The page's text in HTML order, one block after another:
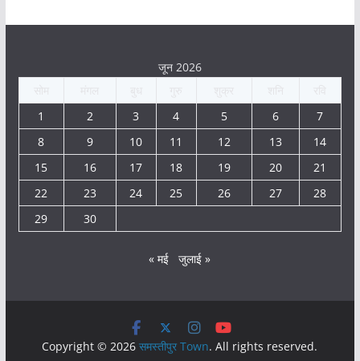
जून 2026
1
2 3 4 5 6
7
8
9 10 11 12 13
14
15
16 17 18 19 20
21
22
23 24 25 26 27
28
29
30
« मई जुलाई »
Copyright © 2026समस्तीपुर Town. All rights reserved.